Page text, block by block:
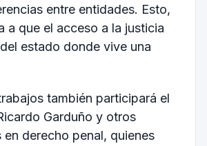
entre entidades. Esto,
a que el acceso a la justicia
estado donde vive una
también participará el
Garduño y otros
en derecho penal, quienes